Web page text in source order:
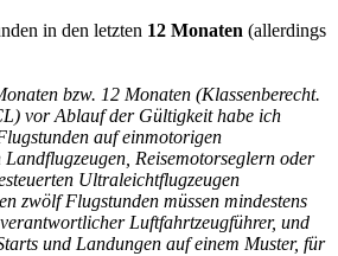
in den letzten 12 Monaten (allerdings
bzw. 12 Monaten (Klassenberecht.
vor Ablauf der Gültigkeit habe ich
auf einmotorigen
Reisemotorseglern oder
Ultraleichtflugzeugen
zwölf Flugstunden müssen mindestens
Luftfahrtzeugführer, und
und Landungen auf einem Muster, für